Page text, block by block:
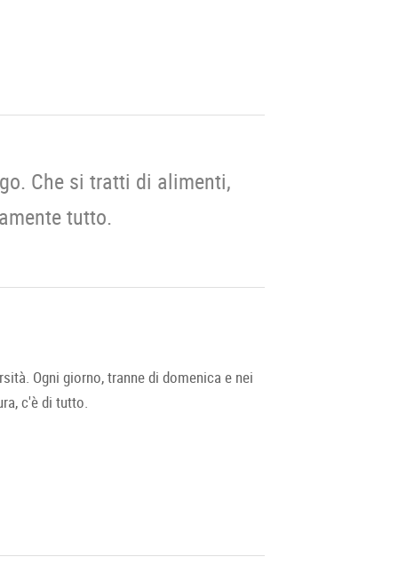
Che si tratti di alimenti,
tutto.
Ogni giorno, tranne di domenica e nei
c'è di tutto.
il mercato per l'atmosfera